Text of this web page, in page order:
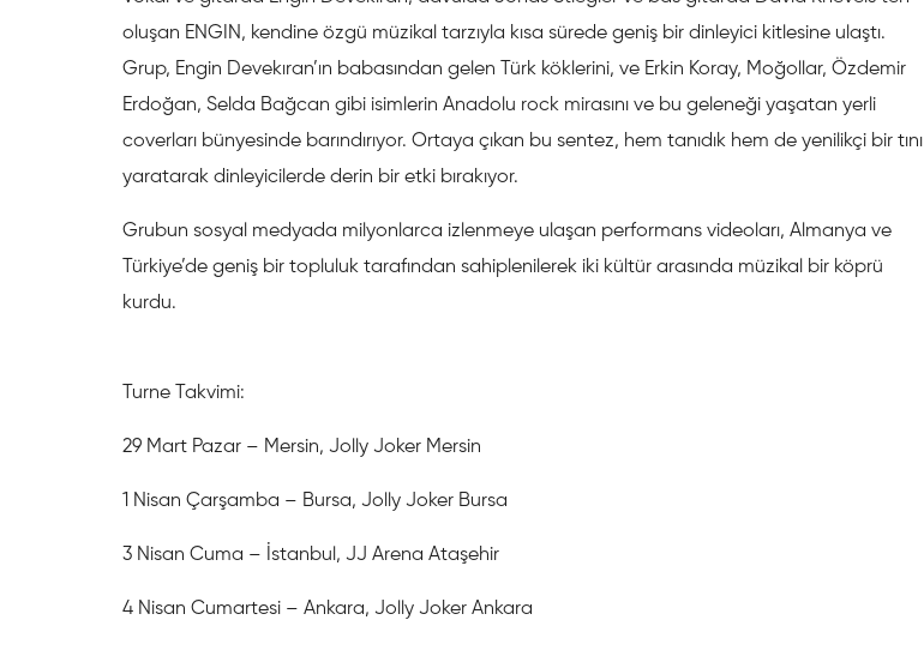
oluşan ENGIN, kendine özgü müzikal tarzıyla kısa sürede geniş bir dinleyici kitlesine ulaştı.
Grup, Engin Devekıran’ın babasından gelen Türk köklerini, ve Erkin Koray, Moğollar, Özdemir
Erdoğan, Selda Bağcan gibi isimlerin Anadolu rock mirasını ve bu geleneği yaşatan yerli
coverları bünyesinde barındırıyor. Ortaya çıkan bu sentez, hem tanıdık hem de yenilikçi bir tını
yaratarak dinleyicilerde derin bir etki bırakıyor.
Grubun sosyal medyada milyonlarca izlenmeye ulaşan performans videoları, Almanya ve
Türkiye’de geniş bir topluluk tarafından sahiplenilerek iki kültür arasında müzikal bir köprü
kurdu.
Turne Takvimi:
⁠29 Mart Pazar – Mersin, Jolly Joker Mersin
⁠1 Nisan Çarşamba – Bursa, Jolly Joker Bursa
⁠3 Nisan Cuma – İstanbul, JJ Arena Ataşehir
⁠4 Nisan Cumartesi – Ankara, Jolly Joker Ankara